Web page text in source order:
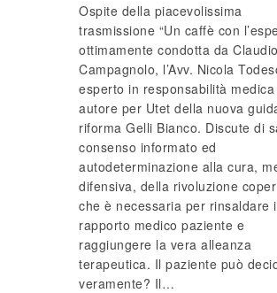
Ospite della piacevolissima
trasmissione “Un caffè con
ottimamente condotta da Claudio
Campagnolo, l’Avv. Nicola
esperto in responsabilità medica
autore per Utet della nuova
riforma Gelli Bianco. Discute di
consenso informato ed
autodeterminazione alla cura,
difensiva, della rivoluzione
che è necessaria per rinsaldare
rapporto medico paziente e
raggiungere la vera alleanza
terapeutica. Il paziente può
veramente? Il…